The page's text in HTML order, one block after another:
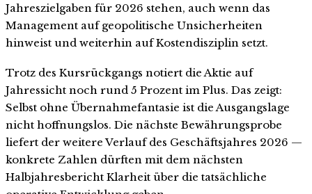
Jahreszielgaben für 2026 stehen, auch wenn das
Management auf geopolitische Unsicherheiten
hinweist und weiterhin auf Kostendisziplin setzt.
Trotz des Kursrückgangs notiert die Aktie auf
Jahressicht noch rund 5 Prozent im Plus. Das zeigt:
Selbst ohne Übernahmefantasie ist die Ausgangslage
nicht hoffnungslos. Die nächste Bewährungsprobe
liefert der weitere Verlauf des Geschäftsjahres 2026 —
konkrete Zahlen dürften mit dem nächsten
Halbjahresbericht Klarheit über die tatsächliche